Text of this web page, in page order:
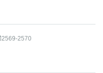
2570